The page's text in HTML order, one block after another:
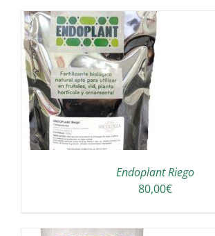
Endoplant Riego
80,00€